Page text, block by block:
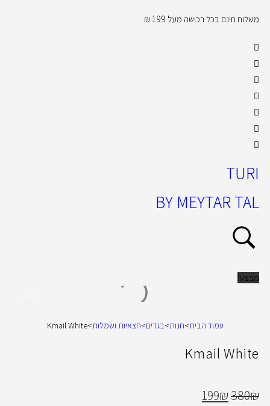
משלוח חינם בכל רכישה מעל 199 ₪
TURI
BY MEYTAR TAL
מבצע!
עמוד הבית>חנות>בגדים>חצאיות ושמלות>
Kmail White
Kmail White
380₪
199₪